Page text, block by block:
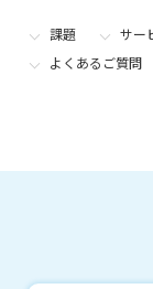
課題 サー
よくあるご質問